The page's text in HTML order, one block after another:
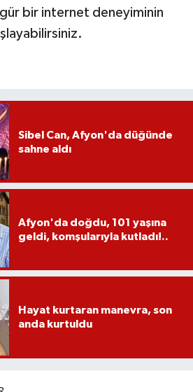
bir internet deneyiminin
Sibel Can, Afyon'da düğünde
sahne aldı
Afyon'da doğdu, 101 yaşına
geldi, komşularıyla kutladı!..
Hayat kurtaran manevra, son
anda kurtuldu